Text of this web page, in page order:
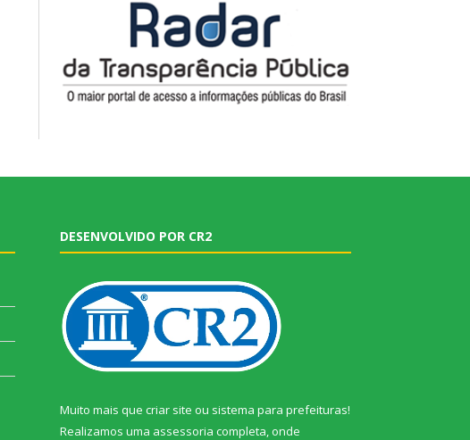
DESENVOLVIDO POR CR2
Muito mais que criar site ou sistema para prefeituras!
Realizamos uma assessoria completa, onde